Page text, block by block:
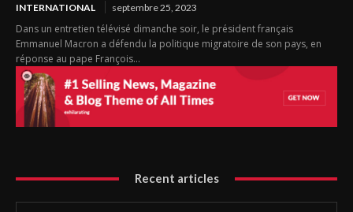
INTERNATIONAL septembre 25, 2023
Dans un entretien télévisé dimanche soir, le président français
Emmanuel Macron a défendu la politique migratoire de son pays, en
réponse au pape François...
Recent articles